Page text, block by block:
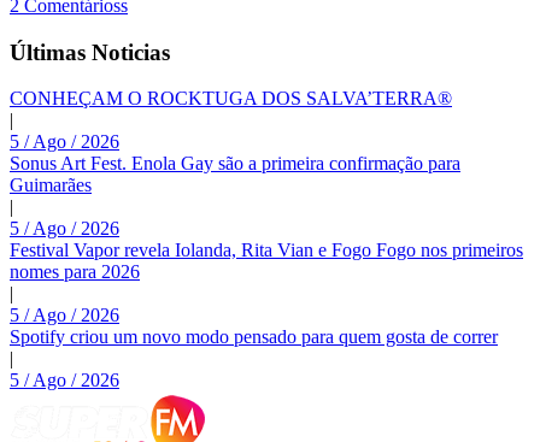
2 Comentárioss
Últimas Noticias
CONHEÇAM O ROCKTUGA DOS SALVA’TERRA®
|
5 / Ago / 2026
Sonus Art Fest. Enola Gay são a primeira confirmação para
Guimarães
|
5 / Ago / 2026
Festival Vapor revela Iolanda, Rita Vian e Fogo Fogo nos primeiros
nomes para 2026
|
5 / Ago / 2026
Spotify criou um novo modo pensado para quem gosta de correr
|
5 / Ago / 2026